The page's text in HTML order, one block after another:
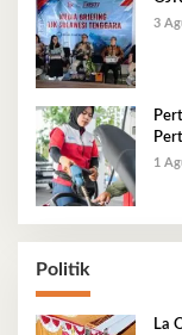
3
1
Politik
La